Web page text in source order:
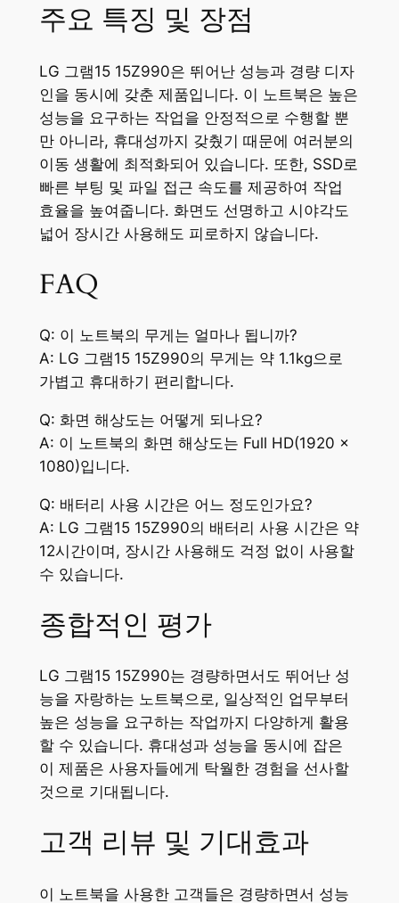
주요 특징 및 장점
LG 그램15 15Z990은 뛰어난 성능과 경량 디자
인을 동시에 갖춘 제품입니다. 이 노트북은 높은
성능을 요구하는 작업을 안정적으로 수행할 뿐
만 아니라, 휴대성까지 갖췄기 때문에 여러분의
이동 생활에 최적화되어 있습니다. 또한, SSD로
빠른 부팅 및 파일 접근 속도를 제공하여 작업
효율을 높여줍니다. 화면도 선명하고 시야각도
넓어 장시간 사용해도 피로하지 않습니다.
FAQ
Q: 이 노트북의 무게는 얼마나 됩니까?
A: LG 그램15 15Z990의 무게는 약 1.1kg으로
가볍고 휴대하기 편리합니다.
Q: 화면 해상도는 어떻게 되나요?
A: 이 노트북의 화면 해상도는 Full HD(1920 x
1080)입니다.
Q: 배터리 사용 시간은 어느 정도인가요?
A: LG 그램15 15Z990의 배터리 사용 시간은 약
12시간이며, 장시간 사용해도 걱정 없이 사용할
수 있습니다.
종합적인 평가
LG 그램15 15Z990는 경량하면서도 뛰어난 성
능을 자랑하는 노트북으로, 일상적인 업무부터
높은 성능을 요구하는 작업까지 다양하게 활용
할 수 있습니다. 휴대성과 성능을 동시에 잡은
이 제품은 사용자들에게 탁월한 경험을 선사할
것으로 기대됩니다.
고객 리뷰 및 기대효과
이 노트북을 사용한 고객들은 경량하면서 성능